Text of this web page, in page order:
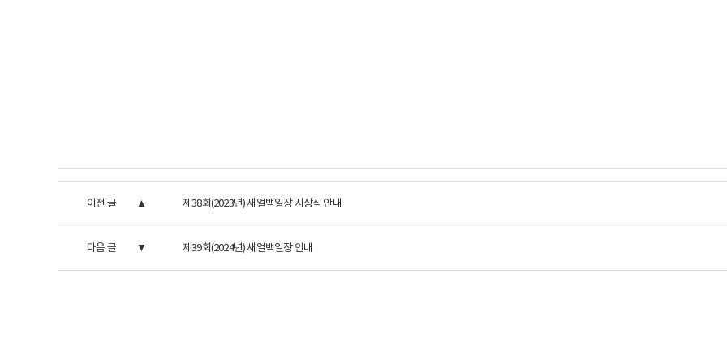
이전 글 제38회(2023년) 새얼백일장 시상식 안내
다음 글 제39회(2024년) 새얼백일장 안내